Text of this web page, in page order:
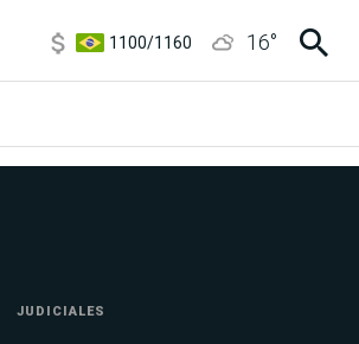
3,8/4
16°
JUDICIALES